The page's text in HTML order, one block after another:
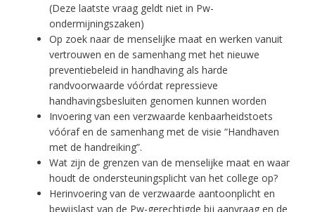
(Deze laatste vraag geldt niet in Pw-
ondermijningszaken)
Op zoek naar de menselijke maat en werken vanuit
vertrouwen en de samenhang met het nieuwe
preventiebeleid in handhaving als harde
randvoorwaarde vóórdat repressieve
handhavingsbesluiten genomen kunnen worden
Invoering van een verzwaarde kenbaarheidstoets
vóóraf en de samenhang met de visie “Handhaven
met de handreiking”.
Wat zijn de grenzen van de menselijke maat en waar
houdt de ondersteuningsplicht van het college op?
Herinvoering van de verzwaarde aantoonplicht en
bewijslast van de Pw-gerechtigde bij aanvraag en de